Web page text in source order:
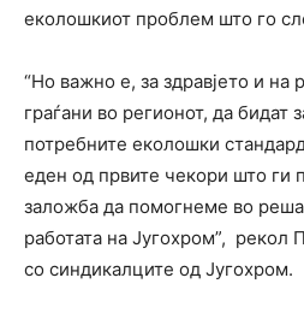
еколошкиот проблем што го
“Но важно е, за здравјето и на
граѓани во регионот, да бидат
потребните еколошки
еден од првите чекори што ги
заложба да помогнеме во
работата на Југохром”, рекол
со синдикалците од Југохром.